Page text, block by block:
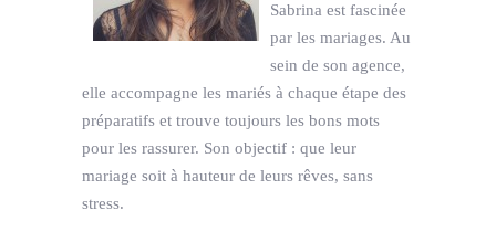
Sabrina est fascinée
par les mariages. Au
sein de son agence,
elle accompagne les mariés à chaque étape des
préparatifs et trouve toujours les bons mots
pour les rassurer. Son objectif : que leur
mariage soit à hauteur de leurs rêves, sans
stress.